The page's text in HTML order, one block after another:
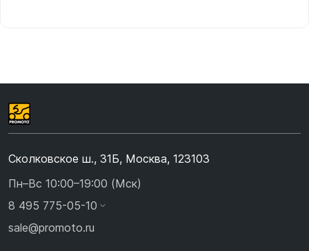
Сколковское ш., 31Б, Москва, 123103
Пн–Вс 10:00–19:00 (Мск)
8 495 775-05-10
sale@promoto.ru